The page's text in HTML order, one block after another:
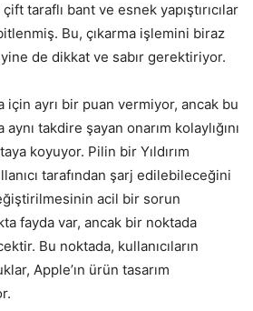
taraflı bant ve esnek yapıştırıcılar
Bu, çıkarma işlemini biraz
de dikkat ve sabır gerektiriyor.
için ayrı bir puan vermiyor, ancak bu
takdire şayan onarım kolaylığını
koyuyor. Pilin bir Yıldırım
tarafından şarj edilebileceğini
acil bir sorun
fayda var, ancak bir noktada
Bu noktada, kullanıcıların
Apple’ın ürün tasarım